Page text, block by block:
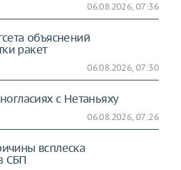
06.08.2026, 07:36
объяснений
ракет
06.08.2026, 07:30
с Нетаньяху
06.08.2026, 07:26
всплеска
СБП